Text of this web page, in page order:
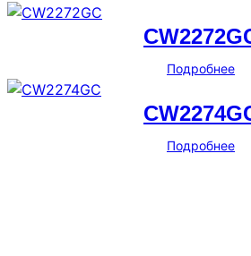
Подробнее
Подробнее